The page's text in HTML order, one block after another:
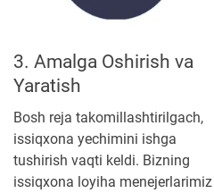
3. Amalga Oshirish va
Yaratish
Bosh reja takomillashtirilgach,
issiqxona yechimini ishga
tushirish vaqti keldi. Bizning
issiqxona loyiha menejerlarimiz